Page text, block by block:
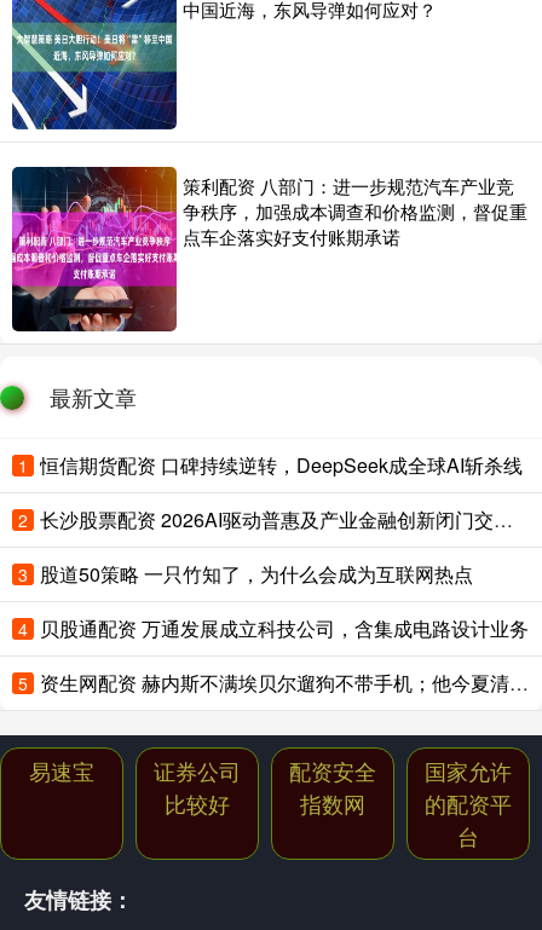
中国近海，东风导弹如何应对？
策利配资 八部门：进一步规范汽车产业竞
争秩序，加强成本调查和价格监测，督促重
点车企落实好支付账期承诺
最新文章
1 恒信期货配资 口碑持续逆转，DeepSeek成全球AI斩杀线
2 长沙股票配资 2026AI驱动普惠及产业金融创新闭门交流会暨星图AI新产品发布会成功举办
3 股道50策略 一只竹知了，为什么会成为互联网热点
4 贝股通配资 万通发展成立科技公司，含集成电路设计业务
5 资生网配资 赫内斯不满埃贝尔遛狗不带手机；他今夏清不掉冗员可能被开
易速宝
证券公司
比较好
配资安全
指数网
国家允许
的配资平
台
友情链接：